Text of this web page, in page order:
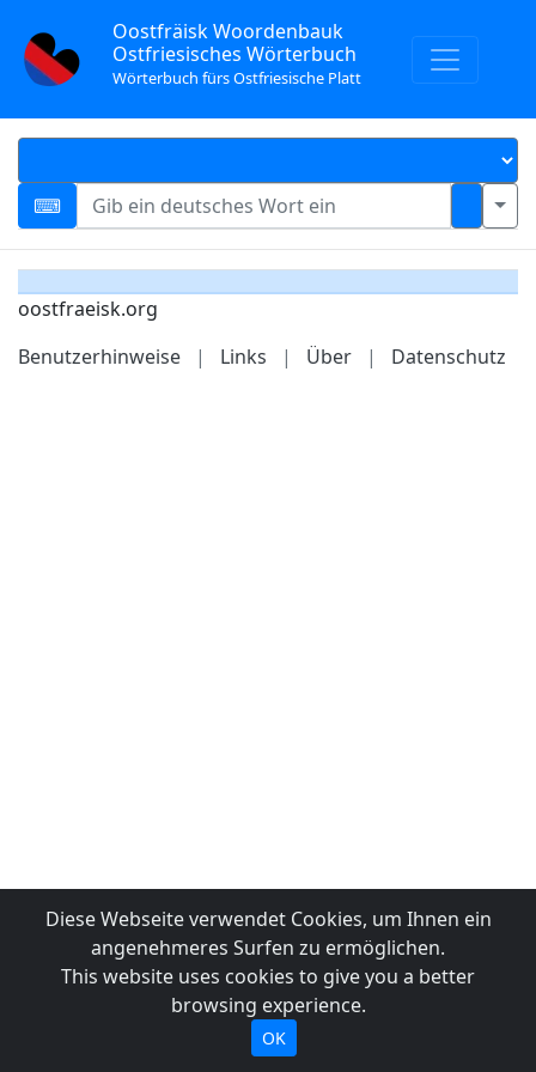
Oostfräisk Woordenbauk
Ostfriesisches Wörterbuch
Wörterbuch fürs Ostfriesische Platt
oostfraeisk.org
Benutzerhinweise
| Links | Über | Datenschutz
Diese Webseite verwendet Cookies, um Ihnen ein
angenehmeres Surfen zu ermöglichen.
This website uses cookies to give you a better
browsing experience.
OK